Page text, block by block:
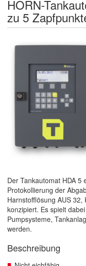
HORN-
zu 5
Der Tankautomat HDA 5
Protokollierung der
Harnstofflösung AUS
konzipiert. Es spielt
Pumpsysteme,
werden.
Beschreibung